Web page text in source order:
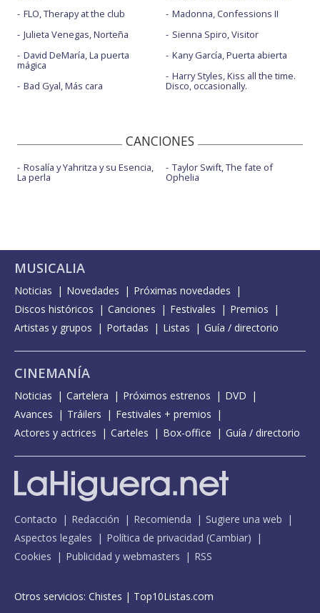
FLO, Therapy at the club
Julieta Venegas, Norteña
David DeMaría, La puerta
mágica
Bad Gyal, Más cara
Madonna, Confessions II
Sienna Spiro, Visitor
Kany García, Puerta abierta
Harry Styles, Kiss all the time.
Disco, occasionally.
CANCIONES
Rosalía y Yahritza y su Esencia,
La perla
Taylor Swift, The fate of
Ophelia
MUSICALIA
Noticias Novedades
Próximas novedades
Discos históricos
Canciones Festivales
Premios
Artistas y grupos
Portadas Listas Guía / directorio
CINEMANÍA
Noticias Cartelera Próximos estrenos
DVD
Avances
Tráilers
Festivales + premios
Actores y actrices
Carteles Box-office Guía / directorio
Contacto Redacción Recomienda
Sugiere una web
Aspectos legales
Política de privacidad (Cambiar)
Cookies
Publicidad y webmasters RSS
Otros servicios: Chistes | Top10Listas.com